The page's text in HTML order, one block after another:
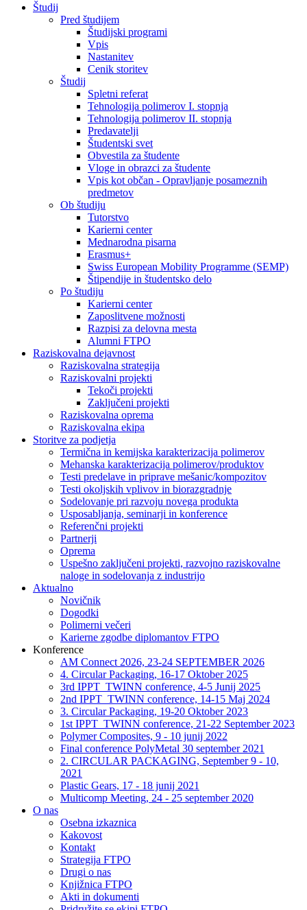
Študij
Pred študijem
Študijski programi
Vpis
Nastanitev
Cenik storitev
Študij
Spletni referat
Tehnologija polimerov I. stopnja
Tehnologija polimerov II. stopnja
Predavatelji
Študentski svet
Obvestila za študente
Vloge in obrazci za študente
Vpis kot občan - Opravljanje posameznih
predmetov
Ob študiju
Tutorstvo
Karierni center
Mednarodna pisarna
Erasmus+
Swiss European Mobility Programme (SEMP)
Štipendije in študentsko delo
Po študiju
Karierni center
Zaposlitvene možnosti
Razpisi za delovna mesta
Alumni FTPO
Raziskovalna dejavnost
Raziskovalna strategija
Raziskovalni projekti
Tekoči projekti
Zaključeni projekti
Raziskovalna oprema
Raziskovalna ekipa
Storitve za podjetja
Termična in kemijska karakterizacija polimerov
Mehanska karakterizacija polimerov/produktov
Testi predelave in priprave mešanic/kompozitov
Testi okoljskih vplivov in biorazgradnje
Sodelovanje pri razvoju novega produkta
Usposabljanja, seminarji in konference
Referenčni projekti
Partnerji
Oprema
Uspešno zaključeni projekti, razvojno raziskovalne
naloge in sodelovanja z industrijo
Aktualno
Novičnik
Dogodki
Polimerni večeri
Karierne zgodbe diplomantov FTPO
Konference
AM Connect 2026, 23-24 SEPTEMBER 2026
4. Circular Packaging, 16-17 Oktober 2025
3rd IPPT_TWINN conference, 4-5 Junij 2025
2nd IPPT_TWINN conference, 14-15 Maj 2024
3. Circular Packaging, 19-20 Oktober 2023
1st IPPT_TWINN conference, 21-22 September 2023
Polymer Composites, 9 - 10 junij 2022
Final conference PolyMetal 30 september 2021
2. CIRCULAR PACKAGING, September 9 - 10,
2021
Plastic Gears, 17 - 18 junij 2021
Multicomp Meeting, 24 - 25 september 2020
O nas
Osebna izkaznica
Kakovost
Kontakt
Strategija FTPO
Drugi o nas
Knjižnica FTPO
Akti in dokumenti